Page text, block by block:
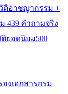
ติอาชญากรรม +
439 คำถามจริง
ติยอดนิยม500
องเอกสารกรม